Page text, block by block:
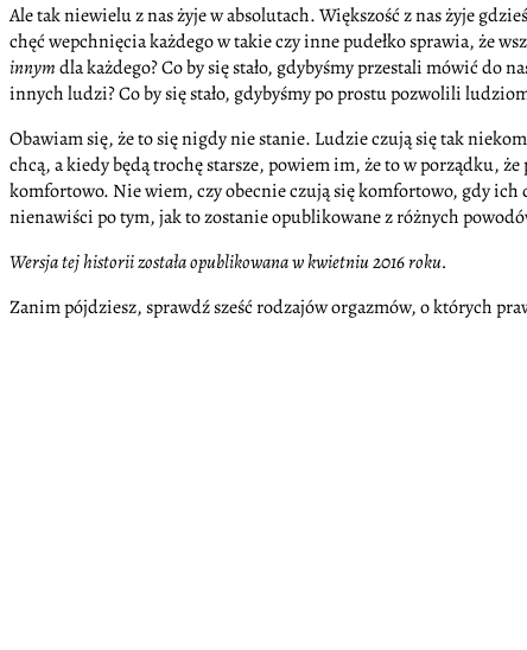
Ale tak niewielu z nas żyje w absolutach. Większość z nas żyje
chęć wepchnięcia każdego w takie czy inne pudełko sprawia, że
innymdla każdego? Co by się stało, gdybyśmy przestali mówić do
innych ludzi? Co by się stało, gdybyśmy po prostu pozwolili
Obawiam się, że to się nigdy nie stanie. Ludzie czują się tak
chcą, a kiedy będą trochę starsze, powiem im, że to w porządku,
komfortowo. Nie wiem, czy obecnie czują się komfortowo, gdy
nienawiści po tym, jak to zostanie opublikowane z różnych
Wersja tej historii została opublikowana w kwietniu 2016 roku.
Zanim pójdziesz, sprawdź sześć rodzajów orgazmów, o których